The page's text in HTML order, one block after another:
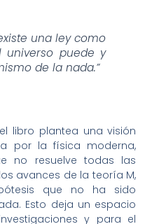
una ley como
universo puede y
de la nada.”
libro plantea una visión
por la física moderna,
no resuelve todas las
avances de la teoría M,
que no ha sido
Esto deja un espacio
y para el